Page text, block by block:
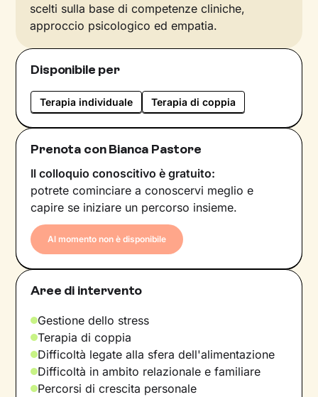
scelti sulla base di competenze cliniche,
approccio psicologico ed empatia.
Disponibile per
Terapia individuale Terapia di coppia
Prenota con Bianca Pastore
Il colloquio conoscitivo è gratuito:
potrete cominciare a conoscervi meglio e
capire se iniziare un percorso insieme.
Al momento non è disponibile
Aree di intervento
Gestione dello stress
Terapia di coppia
Difficoltà legate alla sfera dell'alimentazione
Difficoltà in ambito relazionale e familiare
Percorsi di crescita personale